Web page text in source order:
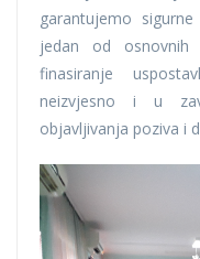
garantujemo
jedan od
finasiranje
neizvjesno i u
objavljivanja poziva i